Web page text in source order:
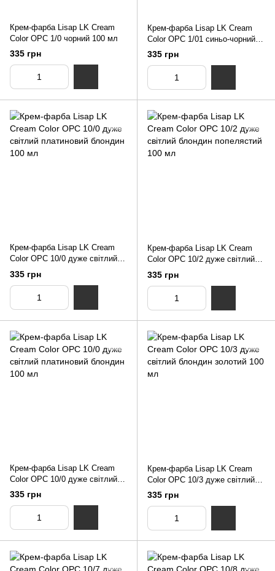
Крем-фарба Lisap LK Cream
Color OPC 1/0 чорний 100 мл
335 грн
Крем-фарба Lisap LK Cream
Color OPC 1/01 синьо-чорний
100 мл
335 грн
Крем-фарба Lisap LK Cream
Color OPC 10/0 дуже світлий
платиновий блондин 100 мл
335 грн
Крем-фарба Lisap LK Cream
Color OPC 10/2 дуже світлий
блондин попелястий 100 мл
335 грн
Крем-фарба Lisap LK Cream
Color OPC 10/0 дуже світлий
платиновий блондин 100 мл
335 грн
Крем-фарба Lisap LK Cream
Color OPC 10/3 дуже світлий
блондин золотий 100 мл
335 грн